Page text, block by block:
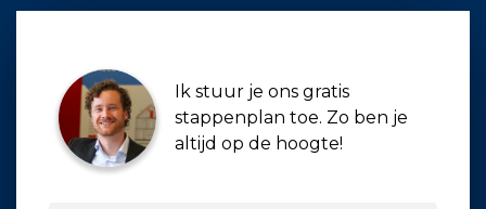
Ik stuur je ons gratis
stappenplan toe. Zo ben je
altijd op de hoogte!